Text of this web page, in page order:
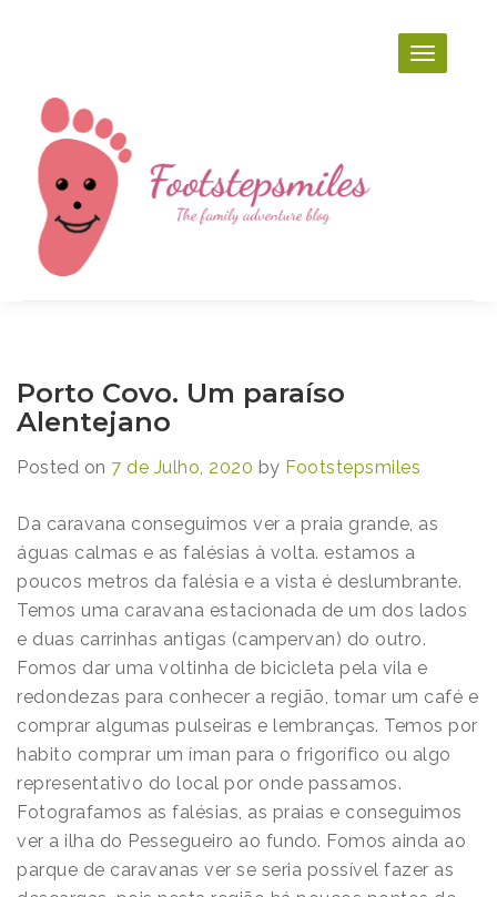
Porto Covo. Um paraíso
Alentejano
Posted on 7 de Julho, 2020 by Footstepsmiles
Da caravana conseguimos ver a praia grande, as
águas calmas e as falésias à volta. estamos a
poucos metros da falésia e a vista é deslumbrante.
Temos uma caravana estacionada de um dos lados
e duas carrinhas antigas (campervan) do outro.
Fomos dar uma voltinha de bicicleta pela vila e
redondezas para conhecer a região, tomar um café e
comprar algumas pulseiras e lembranças. Temos por
habito comprar um íman para o frigorífico ou algo
representativo do local por onde passamos.
Fotografamos as falésias, as praias e conseguimos
ver a ilha do Pessegueiro ao fundo. Fomos ainda ao
parque de caravanas ver se seria possível fazer as